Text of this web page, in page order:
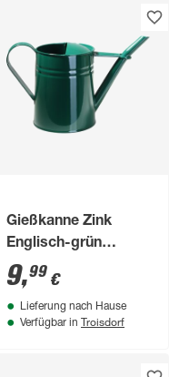
Gießkanne Zink
Englisch-grün
lackiert 28 x 13 x
17,5 cm 1,7 l
9,99 €
Lieferung nach Hause
Verfügbar in Troisdorf